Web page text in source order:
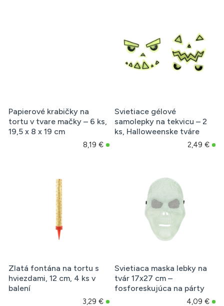
Papierové krabičky na
tortu v tvare mačky – 6 ks,
19,5 x 8 x 19 cm
8,19 €
Svietiace gélové
samolepky na tekvicu – 2
ks, Halloweenske tváre
2,49 €
Zlatá fontána na tortu s
hviezdami, 12 cm, 4 ks v
balení
3,29 €
Svietiaca maska lebky na
tvár 17x27 cm –
fosforeskujúca na párty
4,09 €